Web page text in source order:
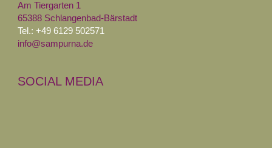
Am Tiergarten 1
65388 Schlangenbad-Bärstadt
Tel.: +49 6129 502571
info@sampurna.de
SOCIAL MEDIA